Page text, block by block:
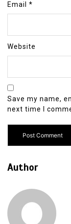
Email *
Website
Save my name,
next time I
Author